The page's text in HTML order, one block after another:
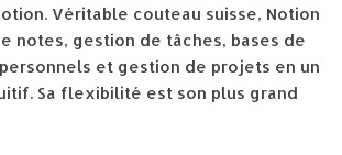
Véritable couteau suisse, Notion
notes, gestion de tâches, bases de
et gestion de projets en un
Sa flexibilité est son plus grand